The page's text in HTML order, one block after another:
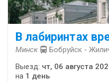
В лабиринтах
Минск Бобруйск -
Выезд: чт, 06 августа
на 1 день